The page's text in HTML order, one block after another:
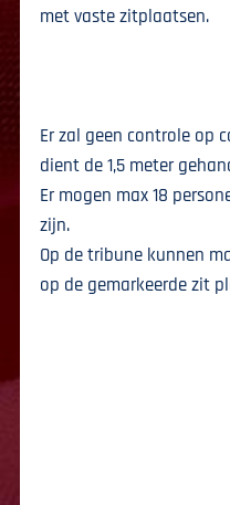
met vaste zitplaatsen.
Er zal geen controle op
dient de 1,5 meter
Er mogen max 18
zijn.
Op de tribune kunnen
op de gemarkeerde zit